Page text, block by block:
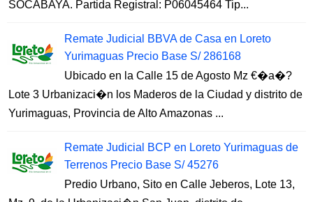
SOCABAYA. Partida Registral: P06045464 Tip...
Remate Judicial BBVA de Casa en Loreto
Yurimaguas Precio Base S/ 286168
Ubicado en la Calle 15 de Agosto Mz €�a�?
Lote 3 Urbanizaci�n los Maderos de la Ciudad y distrito de
Yurimaguas, Provincia de Alto Amazonas ...
Remate Judicial BCP en Loreto Yurimaguas de
Terrenos Precio Base S/ 45276
Predio Urbano, Sito en Calle Jeberos, Lote 13,